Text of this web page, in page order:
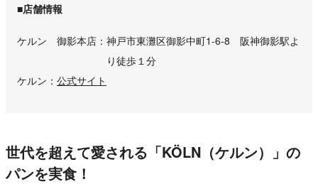
■店舗情報
ケルン 御影本店
神戸市東灘区御影中町1-6-8 阪神御影駅よ
り徒歩１分
ケルン
公式サイト
世代を超えて愛される「KÖLN（ケルン）」の
パンを実食！